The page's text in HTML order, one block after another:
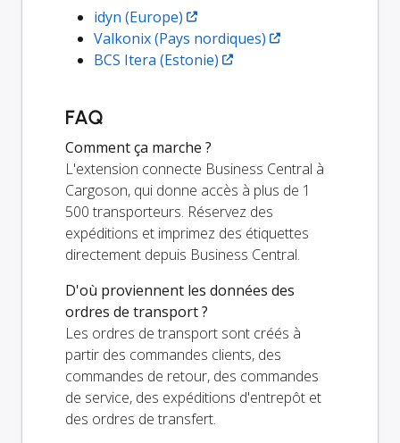
idyn (Europe)
Valkonix (Pays nordiques)
BCS Itera (Estonie)
FAQ
Comment ça marche ?
L'extension connecte Business Central à
Cargoson, qui donne accès à plus de 1
500 transporteurs. Réservez des
expéditions et imprimez des étiquettes
directement depuis Business Central.
D'où proviennent les données des
ordres de transport ?
Les ordres de transport sont créés à
partir des commandes clients, des
commandes de retour, des commandes
de service, des expéditions d'entrepôt et
des ordres de transfert.